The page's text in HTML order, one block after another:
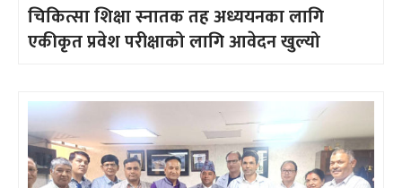
चिकित्सा शिक्षा स्नातक तह अध्ययनका लागि
एकीकृत प्रवेश परीक्षाको लागि आवेदन खुल्यो